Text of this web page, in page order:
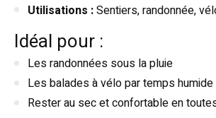
Utilisations :Sentiers, randonnée,
Idéal pour :
Les randonnées sous la pluie
Les balades à vélo par temps humide
Rester au sec et confortable en